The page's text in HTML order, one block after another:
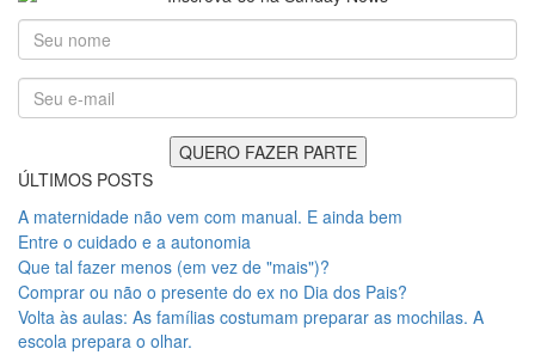
ÚLTIMOS POSTS
A maternidade não vem com manual. E ainda bem
Entre o cuidado e a autonomia
Que tal fazer menos (em vez de "mais")?
Comprar ou não o presente do ex no Dia dos Pais?
Volta às aulas: As famílias costumam preparar as mochilas. A
escola prepara o olhar.